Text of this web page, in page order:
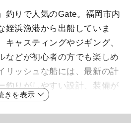
釣りで人気のGate。福岡市内
姪浜漁港から出船していま
キャスティングやジギング、
などが初心者の方でも楽しめ
リッシュな船には、最新の計
釣りがしやすい設計、装備が
ています。釣り場は、近海の
辺から、壱岐、沖ノ島、遠く
きを表示